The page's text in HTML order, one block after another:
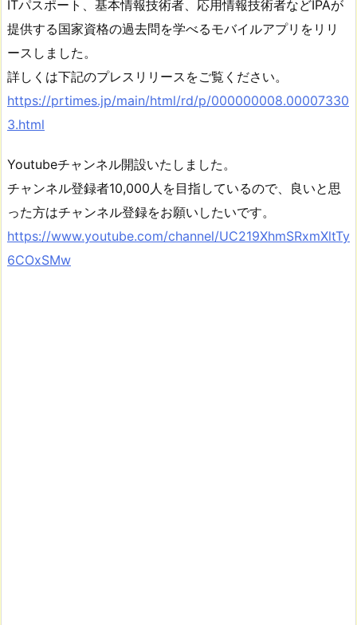
ITパスポート、基本情報技術者、応用情報技術者などIPAが
提供する国家資格の過去問を学べるモバイルアプリをリリ
ースしました。
詳しくは下記のプレスリリースをご覧ください。
https://prtimes.jp/main/html/rd/p/000000008.00007330
3.html
Youtubeチャンネル開設いたしました。
チャンネル登録者10,000人を目指しているので、良いと思
った方はチャンネル登録をお願いしたいです。
https://www.youtube.com/channel/UC219XhmSRxmXltTy
6COxSMw